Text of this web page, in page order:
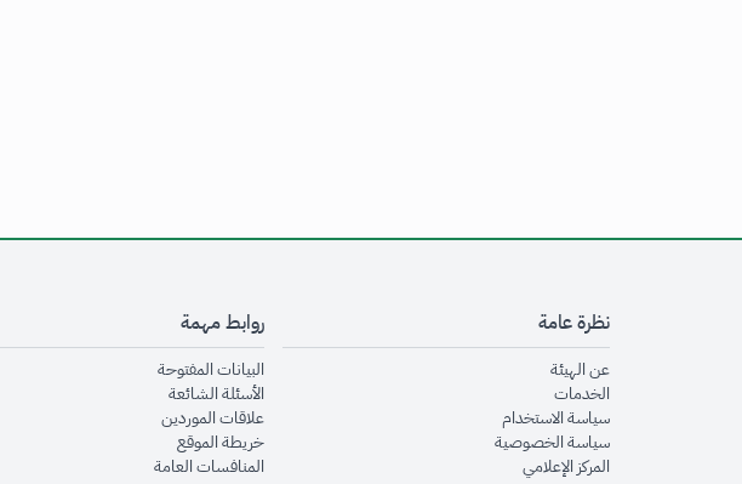
نظرة عامة
عن الهيئةopens in new window
الخدماتopens in new window
سياسة الاستخدام
سياسة الخصوصيةopens in new window
المركز الإعلاميopens in new window
روابط مهمة
البيانات المفتوحةopens in new window
الأسئلة الشائعةopens in new window
علاقات الموردينopens in new window
خريطة الموقعopens in new window
المنافسات العامةopens in new window